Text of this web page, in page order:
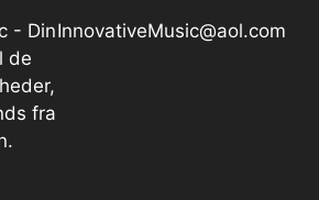
- Din
de
fra
InnovativeMusic@aol.com